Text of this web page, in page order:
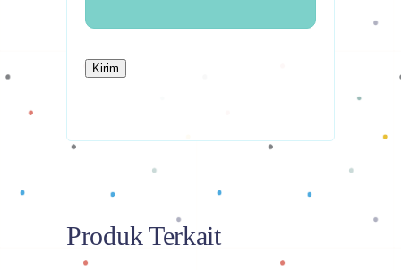
Produk Terkait